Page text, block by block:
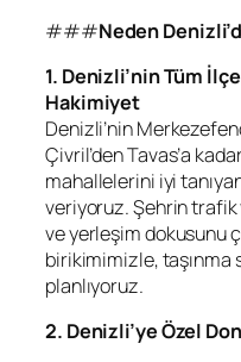
###Neden
1. Denizli’nin Tüm
Hakimiyet
Denizli’nin
Çivril’den Tavas’a
mahallelerini iyi
veriyoruz. Şehrin trafik
ve yerleşim dokusunu
birikimimizle, taşınma
planlıyoruz.
2. Denizli’ye Özel